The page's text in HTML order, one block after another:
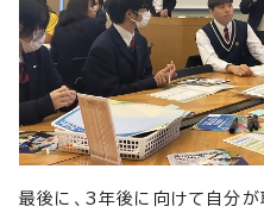
最後に、3年後に向けて自分